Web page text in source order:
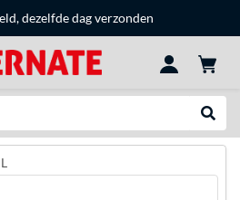
dezelfde dag verzonden